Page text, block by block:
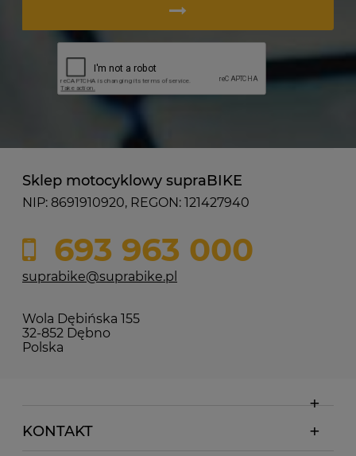
Sklep motocyklowy supraBIKE
NIP: 8691910920, REGON: 121427940
693 963 000
suprabike@suprabike.pl
Wola Dębińska 155
32-852 Dębno
Polska
KONTAKT